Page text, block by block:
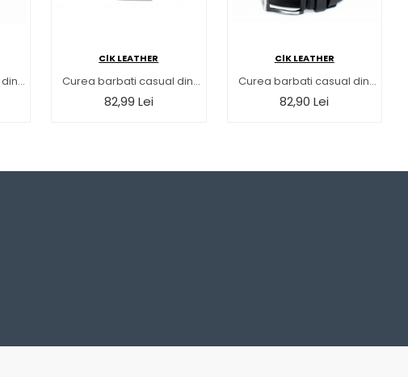
Curea barbati casual din piele naturala 4cm latime, bordo CK140BORDO
ClK LEATHER
Curea barbati casual din piele naturala bufo Maro deschis 4cm Serenia 237MBF
82,99 Lei
ClK LEATHER
Curea barbati casual din piele naturala cu latimea de 4.5cm, Negru - DR1-450NKR
82,90 Lei